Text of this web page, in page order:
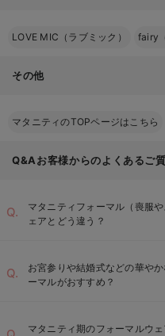
LOVE MIC（ラブミック） fairy
その他
マタニティのTOPページはこちら
Q&Aお客様からのよくあるご
マタニティフォーマル（喪服
ェアとどう違う？
動きやすいボトムス：
お宮参りや結婚式などの華や
ーマルがおすすめ？
マタニティ期のフォーマルウ